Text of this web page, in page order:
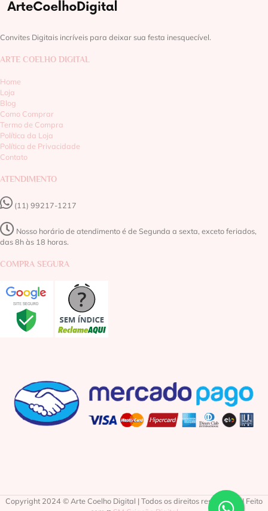
Convites Digitais incríveis para deixar sua festa inesquecível.
ARTE COELHO DIGITAL
Home
Loja
Blog
Como Comprar
Termo de Compra
Política da Loja
Política de Privacidade
Contato
ATENDIMENTO
(11) 99217-1217‬
Nosso horário de atendimento é de Segunda a sexta, exceto feriados,
das 8h às 18 horas.
COMPRA SEGURA
Copyright 2024 © Arte Coelho Digital | Todos os direitos reservados | Feito